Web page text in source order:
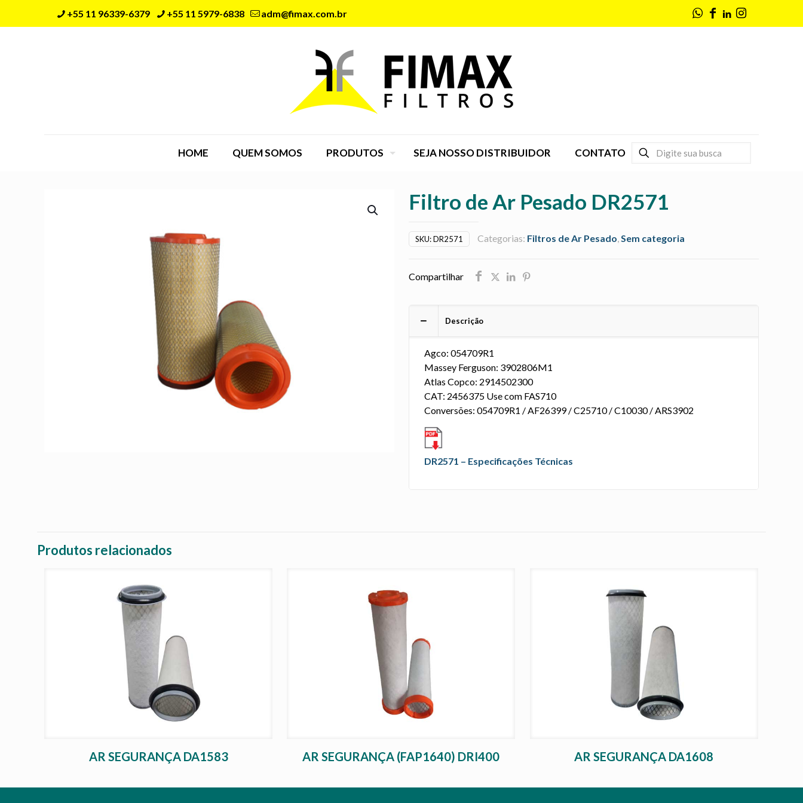
+55 11 96339-6379 +55 11 5979-6838 adm@fimax.com.br
HOME QUEM SOMOS PRODUTOS SEJA NOSSO DISTRIBUIDOR CONTATO
Filtro de Ar Pesado DR2571
SKU:DR2571 Categorias: Filtros de Ar Pesado,Sem categoria
Compartilhar
Descrição
Agco: 054709R1
Massey Ferguson: 3902806M1
Atlas Copco: 2914502300
CAT: 2456375 Use com FAS710
Conversões: 054709R1 / AF26399 / C25710 / C10030 / ARS3902
DR2571 – Especificações Técnicas
Produtos relacionados
AR SEGURANÇA DA1583 AR SEGURANÇA (FAP1640) DRI400 AR SEGURANÇA DA1608